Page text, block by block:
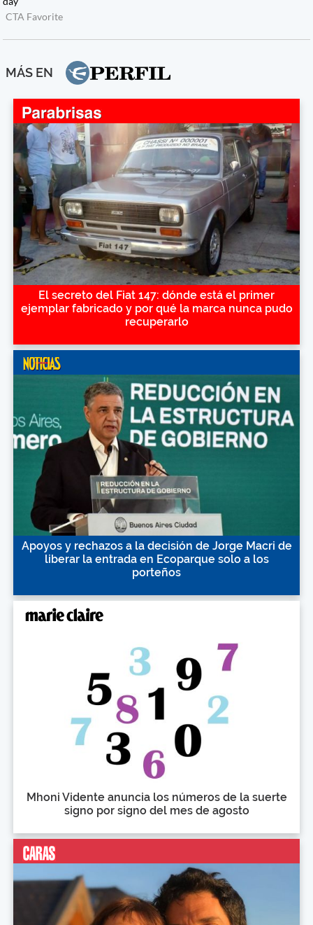
MÁS EN
El secreto del Fiat 147: dónde está el primer
ejemplar fabricado y por qué la marca nunca pudo
recuperarlo
Apoyos y rechazos a la decisión de Jorge Macri de
liberar la entrada en Ecoparque solo a los
porteños
Mhoni Vidente anuncia los números de la suerte
signo por signo del mes de agosto